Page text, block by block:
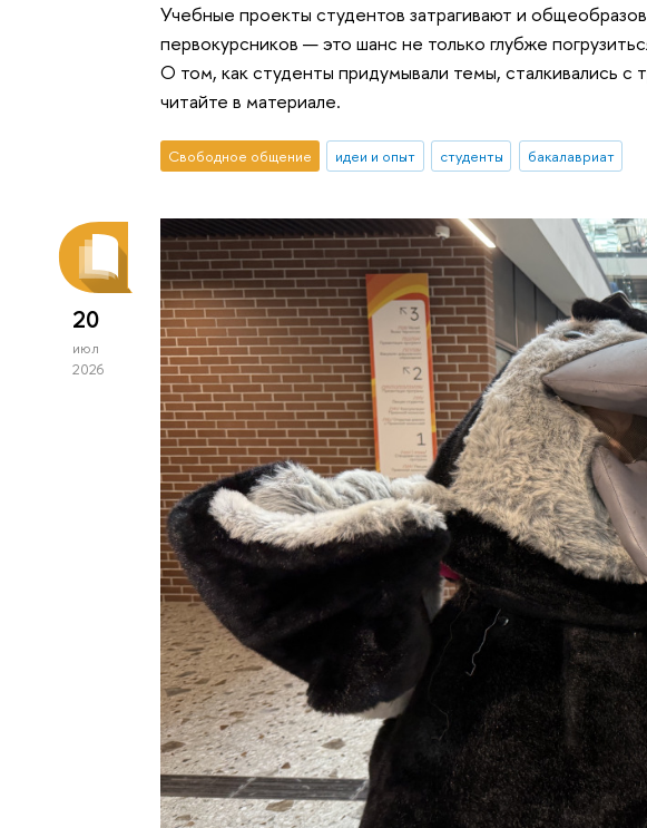
Учебные проекты студентов затрагивают и
первокурсников — это шанс не только глубже
О том, как студенты придумывали темы, сталкивались
читайте в материале.
Свободное общение идеи и опыт студенты бакалавриат
20
июл
2026